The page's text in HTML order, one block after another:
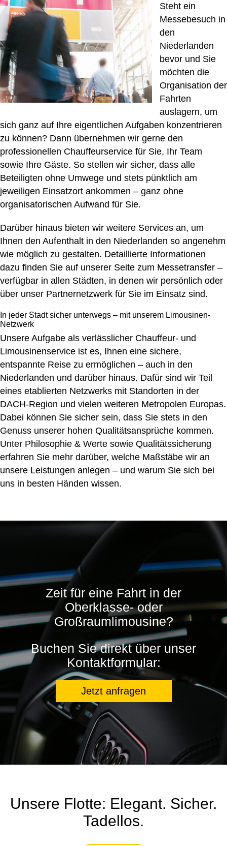
Steht ein
Messebesuch in
den
Niederlanden
bevor und Sie
möchten die
Organisation der
Fahrten
auslagern, um
sich ganz auf Ihre eigentlichen Aufgaben konzentrieren
zu können? Dann übernehmen wir gerne den
professionellen Chauffeurservice für Sie, Ihr Team
sowie Ihre Gäste. So stellen wir sicher, dass alle
Beteiligten ohne Umwege und stets pünktlich am
jeweiligen Einsatzort ankommen – ganz ohne
organisatorischen Aufwand für Sie.
Darüber hinaus bieten wir weitere Services an, um
Ihnen den Aufenthalt in den Niederlanden so angenehm
wie möglich zu gestalten. Detaillierte Informationen
dazu finden Sie auf unserer Seite zum Messetransfer –
verfügbar in allen Städten, in denen wir persönlich oder
über unser Partnernetzwerk für Sie im Einsatz sind.
In jeder Stadt sicher unterwegs – mit unserem Limousinen-
Netzwerk
Unsere Aufgabe als verlässlicher Chauffeur- und
Limousinenservice ist es, Ihnen eine sichere,
entspannte Reise zu ermöglichen – auch in den
Niederlanden und darüber hinaus. Dafür sind wir Teil
eines etablierten Netzwerks mit Standorten in der
DACH-Region und vielen weiteren Metropolen Europas.
Dabei können Sie sicher sein, dass Sie stets in den
Genuss unserer hohen Qualitätsansprüche kommen.
Unter Philosophie & Werte sowie Qualitätssicherung
erfahren Sie mehr darüber, welche Maßstäbe wir an
unsere Leistungen anlegen – und warum Sie sich bei
uns in besten Händen wissen.
Zeit für eine Fahrt in der
Oberklasse- oder
Großraumlimousine?
Buchen Sie direkt über unser
Kontaktformular:
Jetzt anfragen
Unsere Flotte: Elegant. Sicher.
Tadellos.